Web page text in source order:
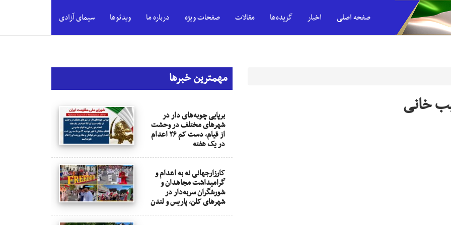
صفحه اصلی اخبار گزیده‌ها مقالات صفحات ویژه درباره ما ویدئوها سیمای آزادی
خانی
مهمترین خبرها
برپایی چوبه‌های دار در
شهرهای مختلف در وحشت
از قیام، دست کم ۲۶ اعدام
در یک هفته
کارزارجهانی نه به اعدام و
گرامیداشت مجاهدان و
شورشگران سربه‌دار در
شهرهای کلن، پاریس و لندن